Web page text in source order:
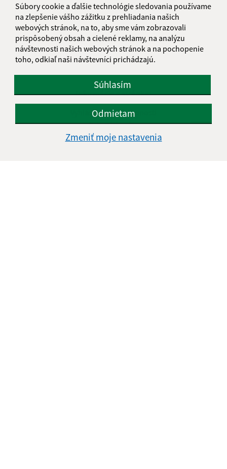
Súbory cookie a ďalšie technológie sledovania používame
na zlepšenie vášho zážitku z prehliadania našich
webových stránok, na to, aby sme vám zobrazovali
prispôsobený obsah a cielené reklamy, na analýzu
návštevnosti našich webových stránok a na pochopenie
toho, odkiaľ naši návštevníci prichádzajú.
Súhlasím
Odmietam
Zmeniť moje nastavenia
Informácie o stránke:
Vyhlásenie o prístupnosti
Autorské práva
Ochrana osobných údajov